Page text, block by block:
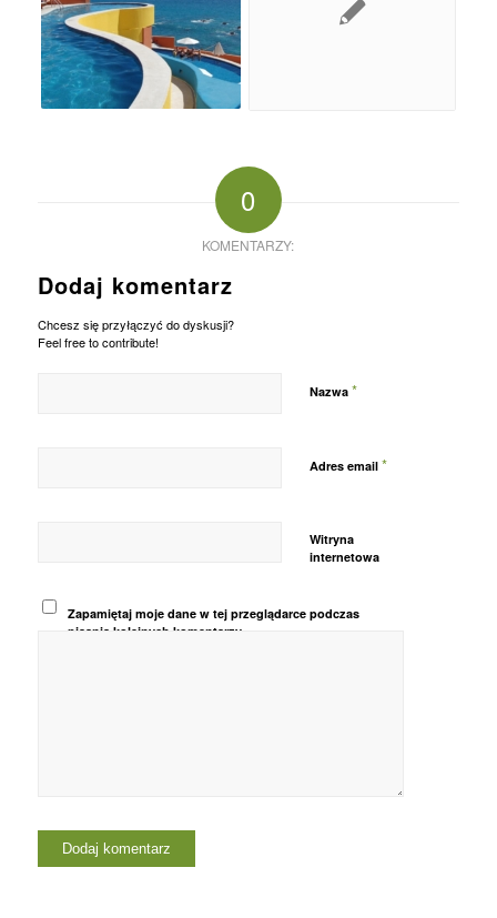
0
KOMENTARZY:
Dodaj komentarz
Chcesz się przyłączyć do dyskusji?
Feel free to contribute!
Nazwa *
Adres email *
Witryna
internetowa
Zapamiętaj moje dane w tej przeglądarce podczas
pisania kolejnych komentarzy.